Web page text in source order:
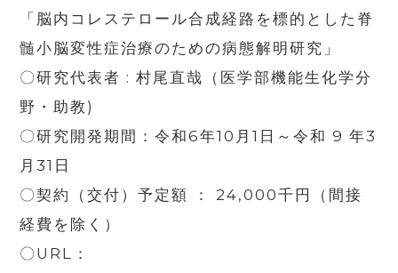
「脳内コレステロール合成経路を標的とした脊
髄小脳変性症治療のための病態解明研究」
〇研究代表者 : 村尾直哉（医学部機能生化学分
野・助教)
〇研究開発期間：令和6年10月1日～令和 9 年3
月31日
〇契約（交付）予定額 ： 24,000千円（間接
経費を除く）
〇 URL
：